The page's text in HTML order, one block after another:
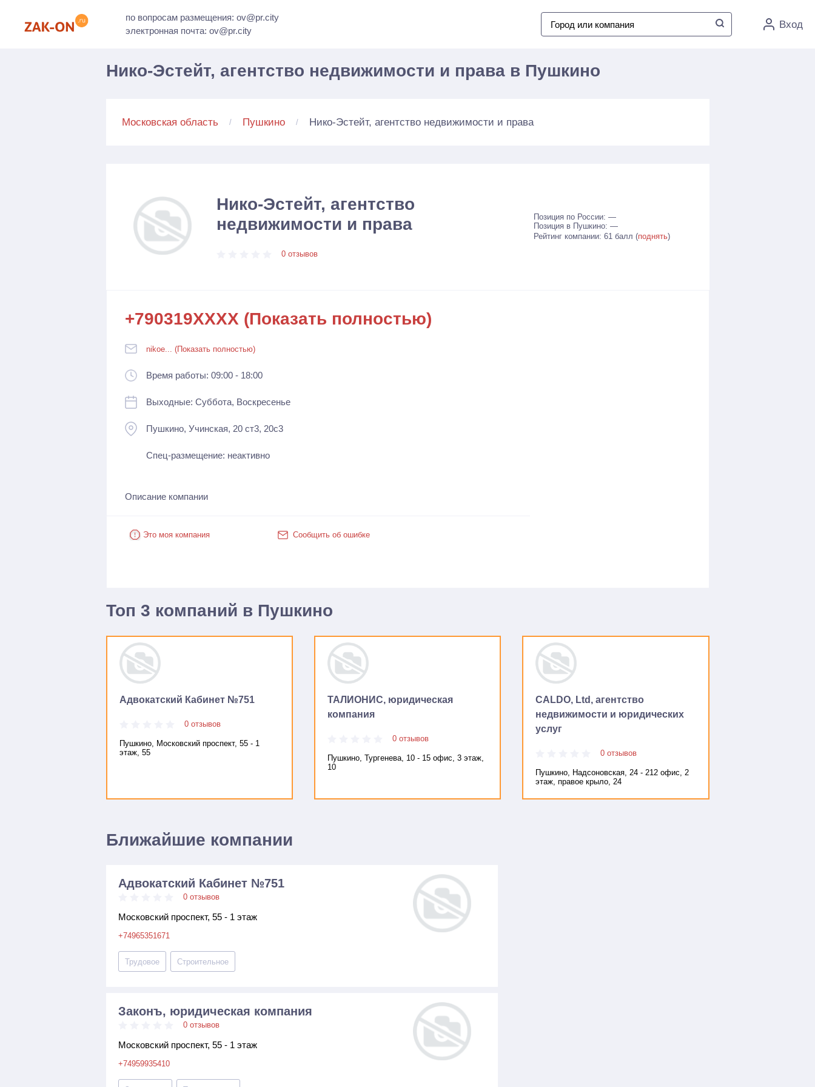
по вопросам размещения: ov@pr.city
электронная почта: ov@pr.city
Вход
Нико-Эстейт, агентство недвижимости и права в Пушкино
Московская область Пушкино Нико-Эстейт, агентство недвижимости и права
Нико-Эстейт, агентство
недвижимости и права
0 отзывов
Позиция по России: —
Позиция в Пушкино: —
Рейтинг компании: 61 балл (поднять)
+790319XXXX (Показать полностью)
nikoe... (Показать полностью)
Время работы: 09:00 - 18:00
Выходные: Суббота, Воскресенье
Пушкино, Учинская, 20 ст3, 20с3
Спец-размещение: неактивно
Описание компании
Это моя компания Сообщить об ошибке
Топ 3 компаний в Пушкино
Адвокатский Кабинет №751
0 отзывов
Пушкино, Московский проспект, 55 - 1
этаж, 55
ТАЛИОНИС, юридическая
компания
0 отзывов
Пушкино, Тургенева, 10 - 15 офис, 3 этаж,
10
CALDO, Ltd, агентство
недвижимости и юридических
услуг
0 отзывов
Пушкино, Надсоновская, 24 - 212 офис, 2
этаж, правое крыло, 24
Ближайшие компании
Адвокатский Кабинет №751
0 отзывов
Московский проспект, 55 - 1 этаж
+74965351671
Трудовое Строительное
Законъ, юридическая компания
0 отзывов
Московский проспект, 55 - 1 этаж
+74959935410